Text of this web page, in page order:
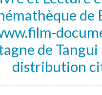
de
de
distribution